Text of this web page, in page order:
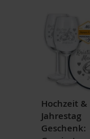
Hochzeit &
Jahrestag
Geschenk: